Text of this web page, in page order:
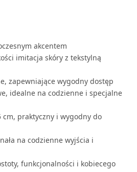
akcentem
imitacja skóry z tekstylną
zapewniające wygodny dostęp
idealne na codzienne i specjalne
cm, praktyczny i wygodny do
na codzienne wyjścia i
funkcjonalności i kobiecego